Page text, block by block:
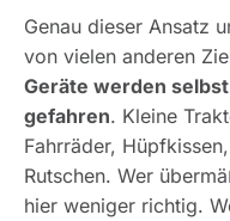
Genau dieser Ansatz
von vielen anderen
Geräte werden
gefahren. Kleine
Fahrräder,
Rutschen. Wer
hier weniger richtig.